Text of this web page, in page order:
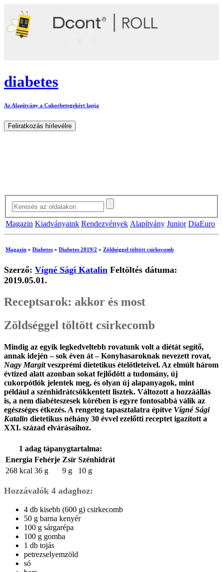
diabetes
Az Alapítvány a Cukorbetegekért lapja
Magazin Kiadványaink Rendezvények Alapítvány Junior DiaEuro
Magazin » Diabetes » Diabetes 2019/2 » Zöldséggel töltött csirkecomb
Szerző: Vígné Sági Katalin Feltöltés dátuma:
2019.05.01.
Receptsarok: akkor és most
Zöldséggel töltött csirkecomb
Mindig az egyik legkedveltebb rovatunk volt a diétát segítő,
annak idején – sok éven át – Konyhasaroknak nevezett rovat,
Nagy Margitveszprémi dietetikus ételötleteivel. Az elmúlt három
évtized alatt azonban sokat fejlődött a tudomány, új
cukorpótlók jelentek meg, és olyan új alapanyagok, mint
például a szénhidrátcsökkentett lisztek. Változott a hozzáállás
is, a nem diabéteszesek körében is egyre fontosabbá válik az
egészséges étkezés. A rengeteg tapasztalatra építve Vígné Sági
Katalin dietetikus néhány 30 évvel ezelőtti receptet igazított a
XXI. század elvárásaihoz.
1 adag tápanygtartalma:
Energia Fehérje Zsír Szénhidrát
268 kcal 36 g 9 g 10 g
Hozzávalók 4 adaghoz:
4 db kisebb (600 g) csirkecomb
50 g barna kenyér
100 g sárgarépa
100 g gomba
1 db tojás
petrezselyemzöld
só